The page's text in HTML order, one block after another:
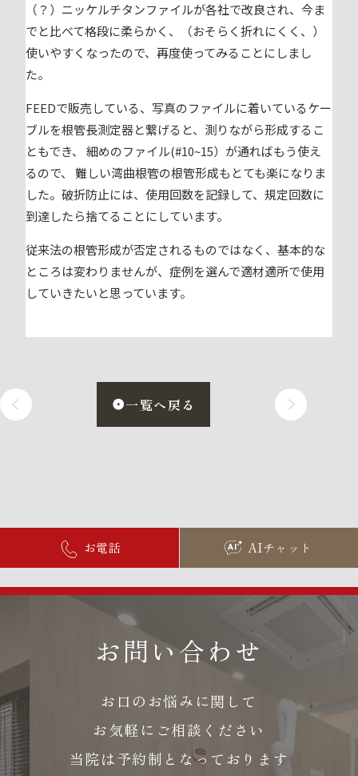
（？）ニッケルチタンファイルが各社で改良され、今ま
でと比べて格段に柔らかく、（おそらく折れにくく、）
使いやすくなったので、再度使ってみることにしまし
た。
FEEDで販売している、写真のファイルに着いているケー
ブルを根管長測定器と繋げると、測りながら形成するこ
ともでき、 細めのファイル(#10~15）が通ればもう使え
るので、 難しい湾曲根管の根管形成もとても楽になりま
した。破折防止には、使用回数を記録して、規定回数に
到達したら捨てることにしています。
従来法の根管形成が否定されるものではなく、基本的な
ところは変わりませんが、症例を選んで適材適所で使用
していきたいと思っています。
一覧へ戻る
お電話 AIチャット
お問い合わせ
お口のお悩みに関して
お気軽にご相談ください
当院は予約制となっております